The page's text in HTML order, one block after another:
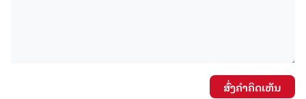
ສົ່ງຄໍາຄິດເຫັນ